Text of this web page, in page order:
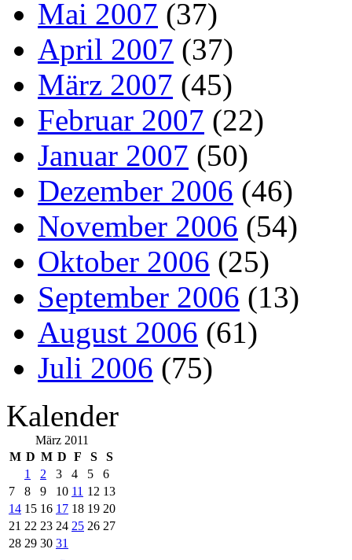
Mai 2007 (37)
April 2007 (37)
März 2007 (45)
Februar 2007 (22)
Januar 2007 (50)
Dezember 2006 (46)
November 2006 (54)
Oktober 2006 (25)
September 2006 (13)
August 2006 (61)
Juli 2006 (75)
Kalender
März 2011
M D M D F S
S
1
2 3 4 5
6
7
8 9 10 11 12 13
14 15 16 17 18 19 20
21 22 23 24 25 26 27
28 29 30 31